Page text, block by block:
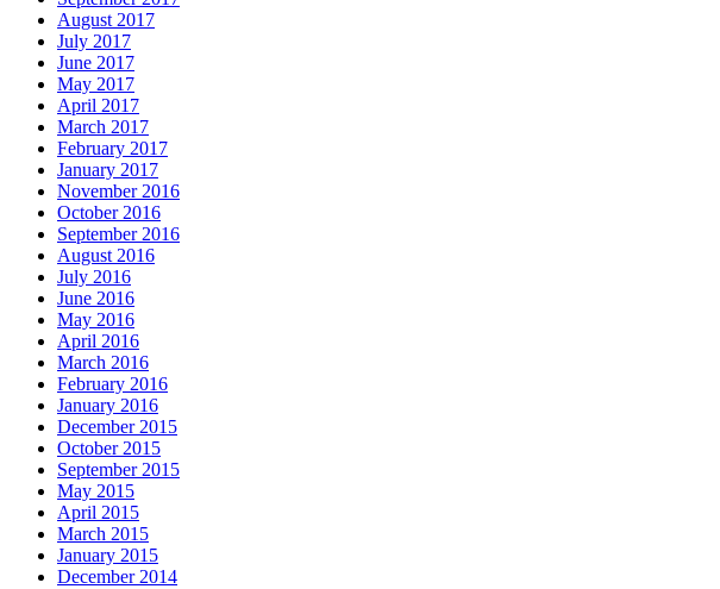
August 2017
July 2017
June 2017
May 2017
April 2017
March 2017
February 2017
January 2017
November 2016
October 2016
September 2016
August 2016
July 2016
June 2016
May 2016
April 2016
March 2016
February 2016
January 2016
December 2015
October 2015
September 2015
May 2015
April 2015
March 2015
January 2015
December 2014